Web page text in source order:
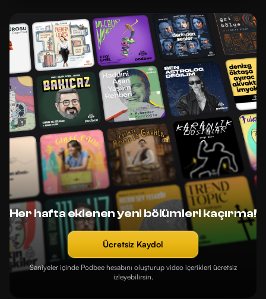
Her hafta eklenen yeni bölümleri kaçırma!
Ücretsiz Kaydol
Saniyeler içinde Podbee hesabını oluşturup video içerikleri ücretsiz
izleyebilirsin.